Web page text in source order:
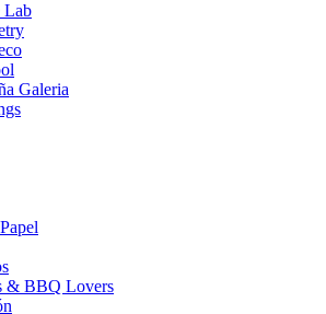
Lab
Galeria
& BBQ Lovers